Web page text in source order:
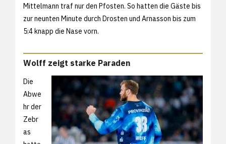
Mittelmann traf nur den Pfosten. So hatten die Gäste bis
zur neunten Minute durch Drosten und Arnasson bis zum
5:4 knapp die Nase vorn.
Wolff zeigt starke Paraden
Die
Abwe
hr der
Zebr
as